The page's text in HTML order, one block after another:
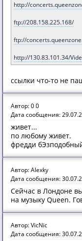
http://
ftp://208.158.225.168/
ftp://
http://130.83.101.34/
ссылки что-то не
Автор: 0 0
Дата сообщения:
живет...
по любому живет.
фредди
Автор: Alexky
Дата сообщения:
Сейчас в Лондоне
на музыку Queen.
Автор: VicNic
Дата сообщения: